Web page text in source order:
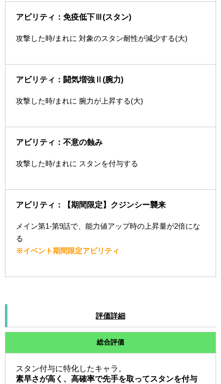
アビリティ：免疫低下Ⅲ(スタン)
攻撃した時/まれに 対象のスタン耐性が減少する(大)
アビリティ：闘気増強Ⅱ(腕力)
攻撃した時/まれに 腕力が上昇する(大)
アビリティ：不意の蝕み
攻撃した時/まれに スタンを付与する
アビリティ：【期間限定】クジンシー襲来
メイン第1-第9話で、能力値アップ時の上昇量が2倍にな
る
※イベント期間限定アビリティ
評価詳細
総合評価
スタン付与に特化したキャラ。
素早さが高く、高確率で先手を取ってスタンを付与